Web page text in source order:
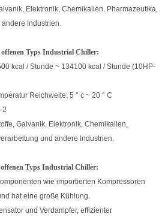
Elektronik, Chemikalien, Pharmazeutika,
Industrien.
offenen Typs Industrial Chiller:
kcal / Stunde ~ 134100 kcal / Stunde (10HP-
Reichweite: 5 ° c ~ 20 ° C
2
Galvanik, Elektronik, Chemikalien,
und andere Industrien.
Typs Industrial Chiller:
wie importierten Kompressoren
hat eine große Kühlung.
und Verdampfer, effizienter